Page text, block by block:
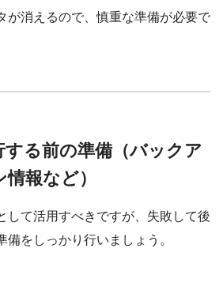
が消えるので、慎重な準備が必要で
する前の準備（バックア
報など）
して活用すべきですが、失敗して後
をしっかり行いましょう。